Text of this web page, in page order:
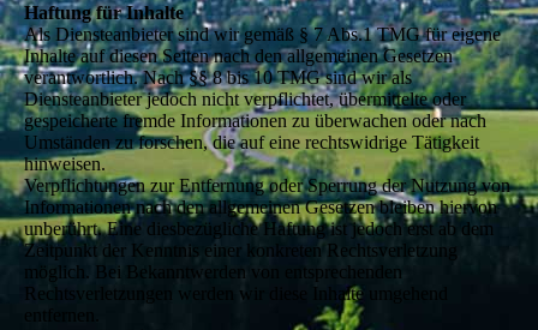
Haftung für Inhalte
Als Diensteanbieter sind wir gemäß § 7 Abs.1 TMG für eigene
Inhalte auf diesen Seiten nach den allgemeinen Gesetzen
verantwortlich. Nach §§ 8 bis 10 TMG sind wir als
Diensteanbieter jedoch nicht verpflichtet, übermittelte oder
gespeicherte fremde Informationen zu überwachen oder nach
Umständen zu forschen, die auf eine rechtswidrige Tätigkeit
hinweisen.
Verpflichtungen zur Entfernung oder Sperrung der Nutzung von
Informationen nach den allgemeinen Gesetzen bleiben hiervon
unberührt. Eine diesbezügliche Haftung ist jedoch erst ab dem
Zeitpunkt der Kenntnis einer konkreten Rechtsverletzung
möglich. Bei Bekanntwerden von entsprechenden
Rechtsverletzungen werden wir diese Inhalte umgehend
entfernen.